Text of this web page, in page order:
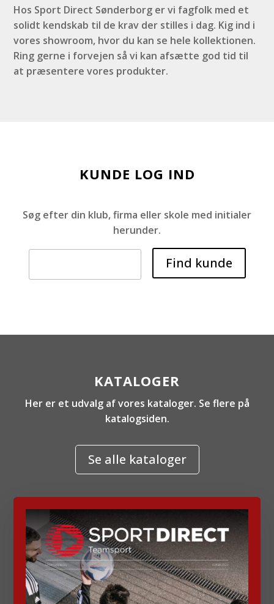
Hos Sport Direct Sønderborg er vi fagfolk med et
solidt kendskab til de krav der stilles i dag. Kig ind i
vores showroom, hvor du kan se hele kollektionen.
Ring gerne i forvejen så vi kan afsætte god tid til
at præsentere vores produkter.
KUNDE LOG IND
Søg efter din klub, firma eller skole med initialer
herunder.
KATALOGER
Her er et udvalg af vores kataloger. Se flere på
katalogsiden.
Se alle kataloger